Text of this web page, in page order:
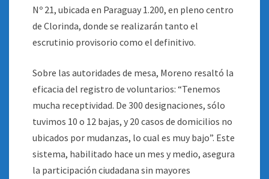
Nº 21, ubicada en Paraguay 1.200, en pleno centro
de Clorinda, donde se realizarán tanto el
escrutinio provisorio como el definitivo.
Sobre las autoridades de mesa, Moreno resaltó la
eficacia del registro de voluntarios: “Tenemos
mucha receptividad. De 300 designaciones, sólo
tuvimos 10 o 12 bajas, y 20 casos de domicilios no
ubicados por mudanzas, lo cual es muy bajo”. Este
sistema, habilitado hace un mes y medio, asegura
la participación ciudadana sin mayores